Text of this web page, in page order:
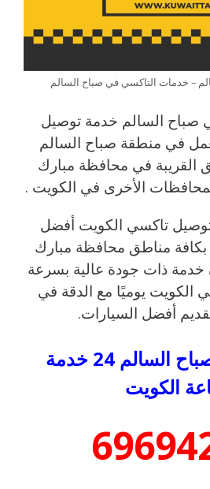
– خدمات التاكسي في صباح السالم
السالم خدمة توصيل
في منطقة صباح السالم
القريبة في محافظة مبارك
الأخرى في الكويت .
تاكسي الكويت أفضل
بكافة مناطق محافظة مبارك
خدمة ذات جودة عالية بسرعة
الكويت يوميًا مع الدقة في
أفضل السيارات.
رقم تاكسي صباح السالم 24 خدمة
الكويت